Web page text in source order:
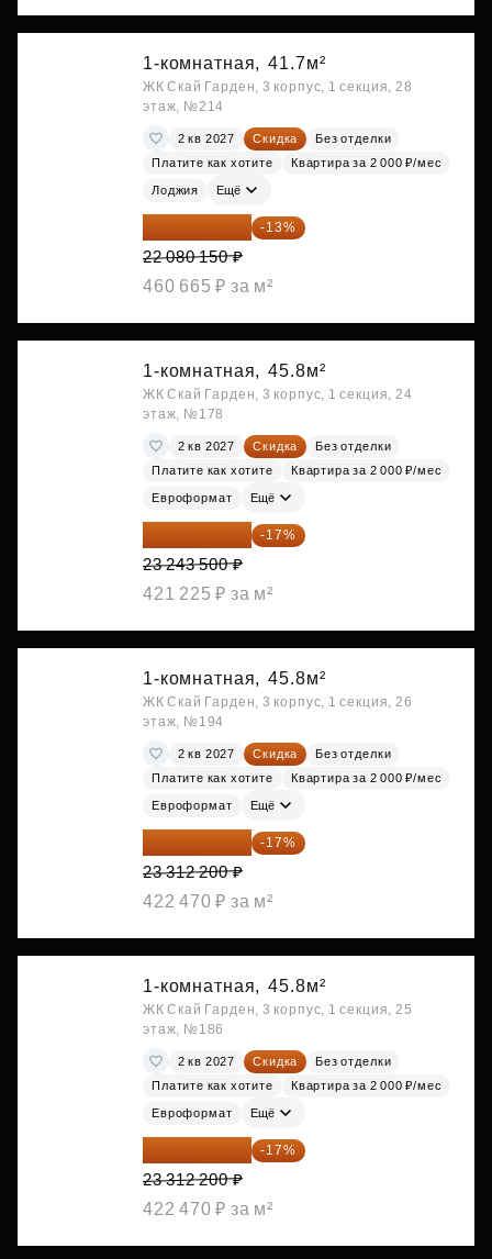
1-комнатная, 41.7м²
ЖК Скай Гарден, 3 корпус, 1 секция, 28
этаж, №214
2 кв 2027 Скидка
Без отделки
Платите как хотите
Квартира за 2 000 ₽/мес
Лоджия Ещё
19 209 731 ₽ -13%
22 080 150 ₽
460 665 ₽ за м²
1-комнатная, 45.8м²
ЖК Скай Гарден, 3 корпус, 1 секция, 24
этаж, №178
2 кв 2027 Скидка
Без отделки
Платите как хотите
Квартира за 2 000 ₽/мес
Евроформат Ещё
19 292 105 ₽ -17%
23 243 500 ₽
421 225 ₽ за м²
1-комнатная, 45.8м²
ЖК Скай Гарден, 3 корпус, 1 секция, 26
этаж, №194
2 кв 2027 Скидка
Без отделки
Платите как хотите
Квартира за 2 000 ₽/мес
Евроформат Ещё
19 349 126 ₽ -17%
23 312 200 ₽
422 470 ₽ за м²
1-комнатная, 45.8м²
ЖК Скай Гарден, 3 корпус, 1 секция, 25
этаж, №186
2 кв 2027 Скидка
Без отделки
Платите как хотите
Квартира за 2 000 ₽/мес
Евроформат Ещё
19 349 126 ₽ -17%
23 312 200 ₽
422 470 ₽ за м²